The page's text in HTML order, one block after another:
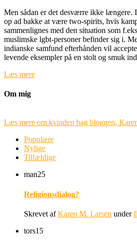
Men sådan er det desværre ikke længere.
op ad bakke at være two-spirits, hvis
sammenlignes med den situation som
muslimske lgbt-personer befinder sig i.
indianske samfund efterhånden vil
levende eksempler på en stolt og smuk
Læs mere
Om mig
Læs mere om kvinden bag bloggen,
Populære
Nylige
Tilfældige
man25
Religionsdialog?
Skrevet afKaren M. Larsen under
tors15